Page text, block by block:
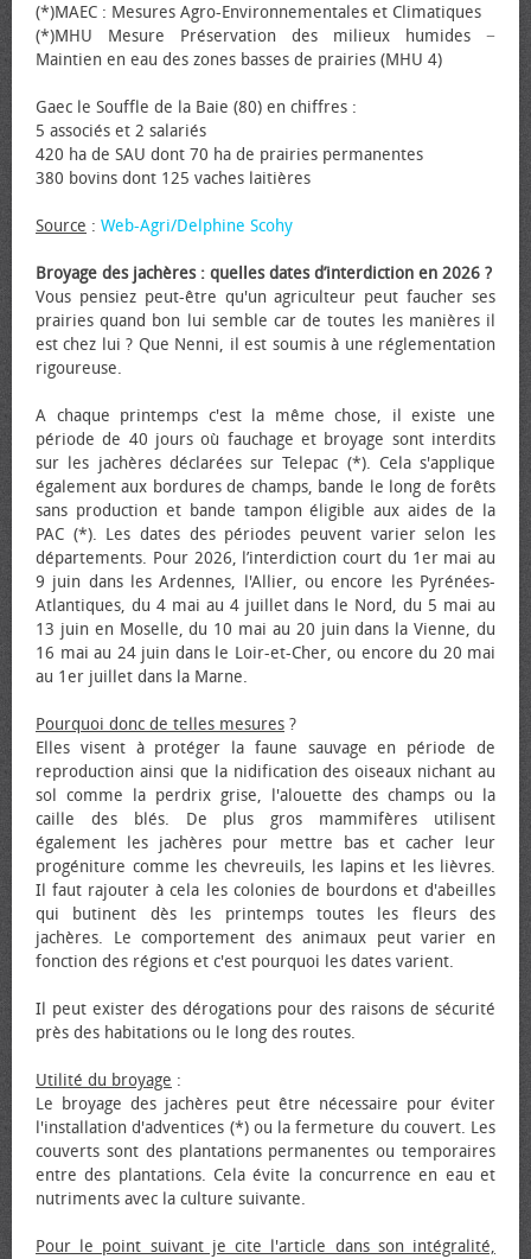
(*)MAEC : Mesures Agro-Environnementales et Climatiques
(*)MHU Mesure Préservation des milieux humides −
Maintien en eau des zones basses de prairies (MHU 4)
Gaec le Souffle de la Baie (80) en chiffres :
5 associés et 2 salariés
420 ha de SAU dont 70 ha de prairies permanentes
380 bovins dont 125 vaches laitières
Source : Web-Agri/Delphine Scohy
Broyage des jachères : quelles dates d’interdiction en 2026 ?
Vous pensiez peut-être qu'un agriculteur peut faucher ses
prairies quand bon lui semble car de toutes les manières il
est chez lui ? Que Nenni, il est soumis à une réglementation
rigoureuse.
A chaque printemps c'est la même chose, il existe une
période de 40 jours où fauchage et broyage sont interdits
sur les jachères déclarées sur Telepac (*). Cela s'applique
également aux bordures de champs, bande le long de forêts
sans production et bande tampon éligible aux aides de la
PAC (*). Les dates des périodes peuvent varier selon les
départements. Pour 2026, l’interdiction court du 1er mai au
9 juin dans les Ardennes, l'Allier, ou encore les Pyrénées-
Atlantiques, du 4 mai au 4 juillet dans le Nord, du 5 mai au
13 juin en Moselle, du 10 mai au 20 juin dans la Vienne, du
16 mai au 24 juin dans le Loir-et-Cher, ou encore du 20 mai
au 1er juillet dans la Marne.
Pourquoi donc de telles mesures ?
Elles visent à protéger la faune sauvage en période de
reproduction ainsi que la nidification des oiseaux nichant au
sol comme la perdrix grise, l'alouette des champs ou la
caille des blés. De plus gros mammifères utilisent
également les jachères pour mettre bas et cacher leur
progéniture comme les chevreuils, les lapins et les lièvres.
Il faut rajouter à cela les colonies de bourdons et d'abeilles
qui butinent dès les printemps toutes les fleurs des
jachères. Le comportement des animaux peut varier en
fonction des régions et c'est pourquoi les dates varient.
Il peut exister des dérogations pour des raisons de sécurité
près des habitations ou le long des routes.
Utilité du broyage :
Le broyage des jachères peut être nécessaire pour éviter
l'installation d'adventices (*) ou la fermeture du couvert. Les
couverts sont des plantations permanentes ou temporaires
entre des plantations. Cela évite la concurrence en eau et
nutriments avec la culture suivante.
Pour le point suivant je cite l'article dans son intégralité,